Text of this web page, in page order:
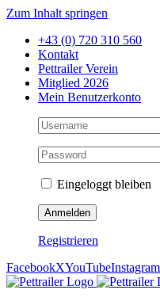
Zum Inhalt springen
+43 (0) 720 310 560
Kontakt
Pettrailer Verein
Mitglied 2026
Mein Benutzerkonto
Eingeloggt bleiben
Registrieren
FacebookXYouTubeInstagram